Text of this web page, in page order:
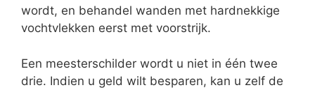
wordt, en behandel wanden met hardnekkige
vochtvlekken eerst met voorstrijk.
Een meesterschilder wordt u niet in één twee
drie. Indien u geld wilt besparen, kan u zelf de